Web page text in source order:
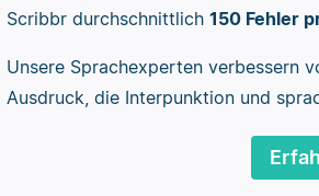
Scribbr durchschnittlich 150 Fehler
Unsere Sprachexperten verbessern
Ausdruck, die Interpunktion und